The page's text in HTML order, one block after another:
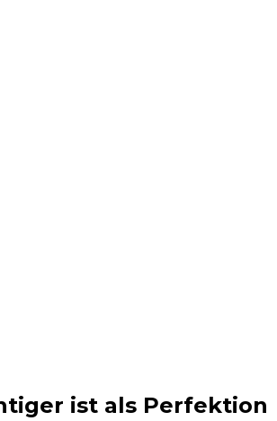
ist als Perfektion